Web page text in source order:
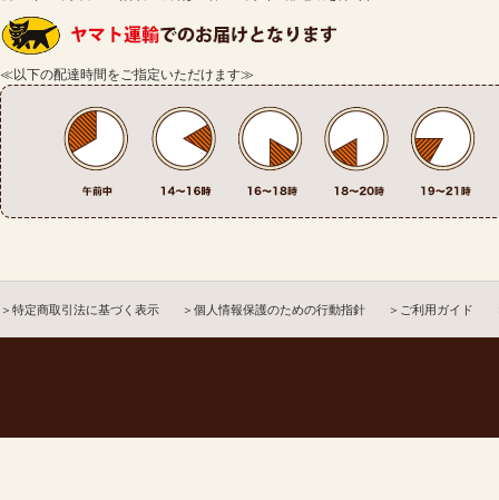
≪以下の配達時間をご指定いただけます≫
＞特定商取引法に基づく表示 ＞個人情報保護のための行動指針 ＞ご利用ガイド